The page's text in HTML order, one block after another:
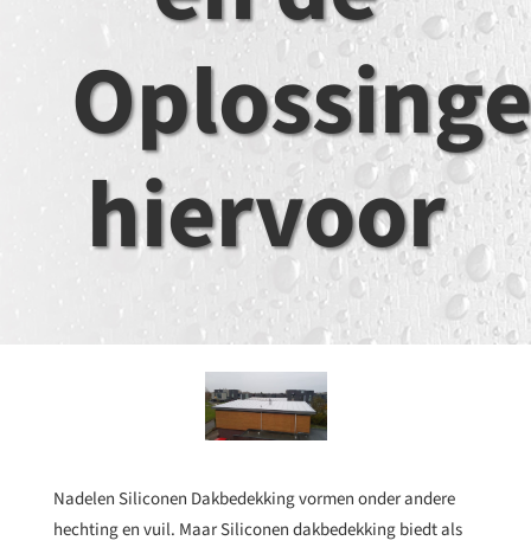
hiervoor
Nadelen Siliconen Dakbedekking vormen onder andere
hechting en vuil. Maar Siliconen dakbedekking biedt als